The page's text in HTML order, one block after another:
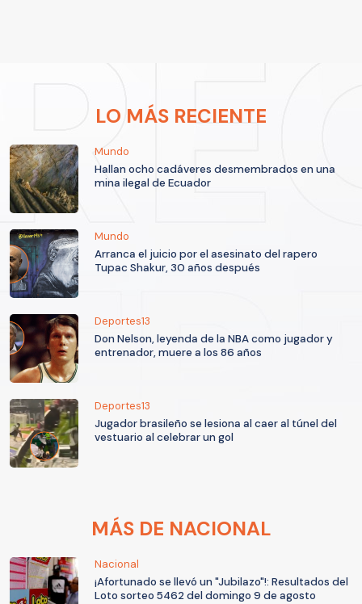
LO MÁS RECIENTE
Mundo
Hallan ocho cadáveres desmembrados en una
mina ilegal de Ecuador
Mundo
Arranca el juicio por el asesinato del rapero
Tupac Shakur, 30 años después
Deportes13
Don Nelson, leyenda de la NBA como jugador y
entrenador, muere a los 86 años
Deportes13
Jugador brasileño se lesiona al caer al túnel del
vestuario al celebrar un gol
MÁS DE NACIONAL
Nacional
¡Afortunado se llevó un "Jubilazo"!: Resultados del
Loto sorteo 5462 del domingo 9 de agosto